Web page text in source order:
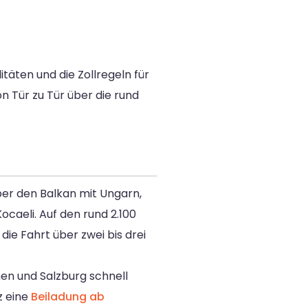
und die Zollregeln für
Tür zu Tür über die rund
den Balkan mit Ungarn,
Auf den rund 2.100
Fahrt über zwei bis drei
und Salzburg schnell
eine Beiladung ab